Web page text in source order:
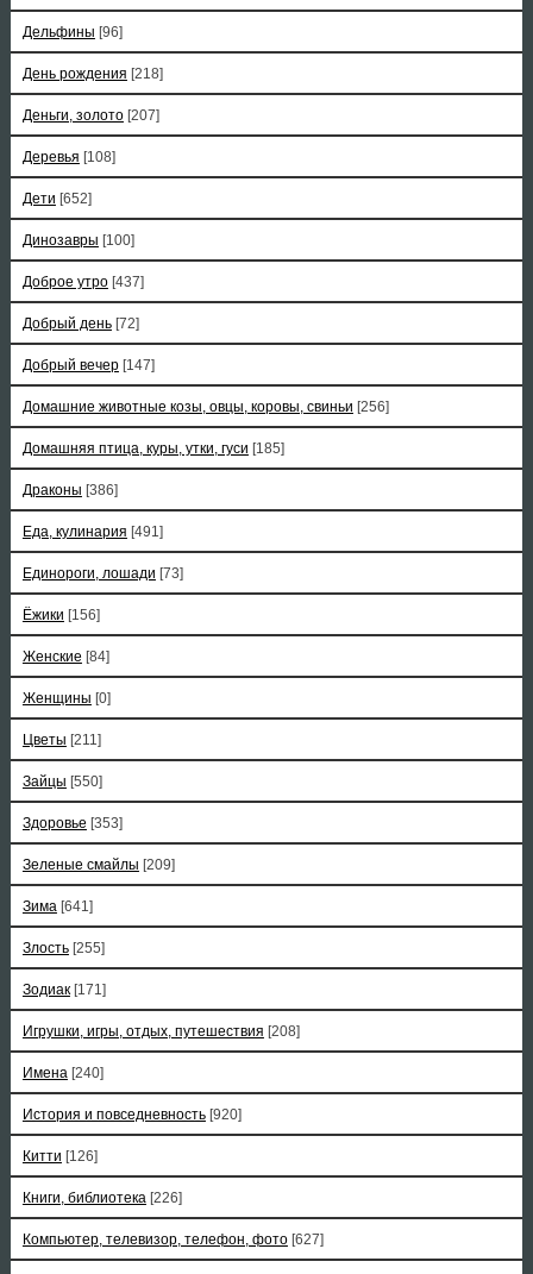
Дельфины [96]
День рождения [218]
Деньги, золото [207]
Деревья [108]
Дети [652]
Динозавры [100]
Доброе утро [437]
Добрый день [72]
Добрый вечер [147]
Домашние животные козы, овцы, коровы, свиньи [256]
Домашняя птица, куры, утки, гуси [185]
Драконы [386]
Еда, кулинария [491]
Единороги, лошади [73]
Ёжики [156]
Женские [84]
Женщины [0]
Цветы [211]
Зайцы [550]
Здоровье [353]
Зеленые смайлы [209]
Зима [641]
Злость [255]
Зодиак [171]
Игрушки, игры, отдых, путешествия [208]
Имена [240]
История и повседневность [920]
Китти [126]
Книги, библиотека [226]
Компьютер, телевизор, телефон, фото [627]